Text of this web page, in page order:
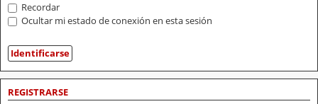
Recordar
Ocultar mi estado de conexión en esta sesión
REGISTRARSE